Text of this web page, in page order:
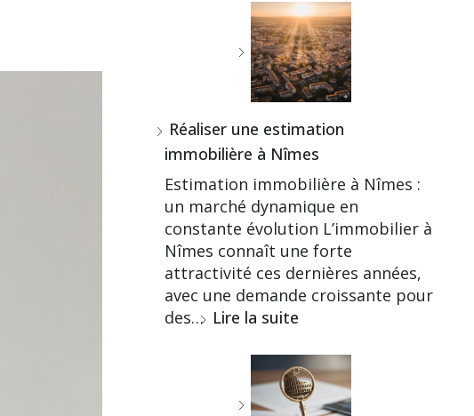
Réaliser une estimation
immobilière à Nîmes
Estimation immobilière à Nîmes :
un marché dynamique en
constante évolution L’immobilier à
Nîmes connaît une forte
attractivité ces dernières années,
avec une demande croissante pour
des… Lire la suite